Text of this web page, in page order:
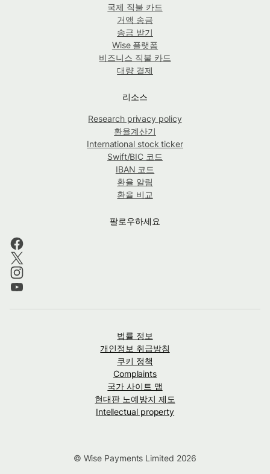
국제 직불 카드
거액 송금
송금 받기
Wise 플랫폼
비즈니스 직불 카드
대량 결제
리소스
Research privacy policy
환율계산기
International stock ticker
Swift/BIC 코드
IBAN 코드
환율 알림
환율 비교
팔로우하세요
법률 정보
개인정보 취급방침
쿠키 정책
Complaints
국가 사이트 맵
현대판 노예방지 제도
Intellectual property
© Wise Payments Limited 2026